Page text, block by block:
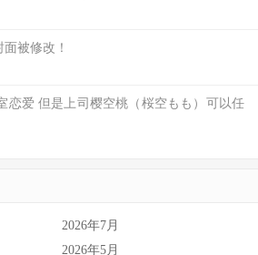
被修改！
恋爱 但是上司樱空桃（桜空もも）可以任
2026年7月
2026年5月